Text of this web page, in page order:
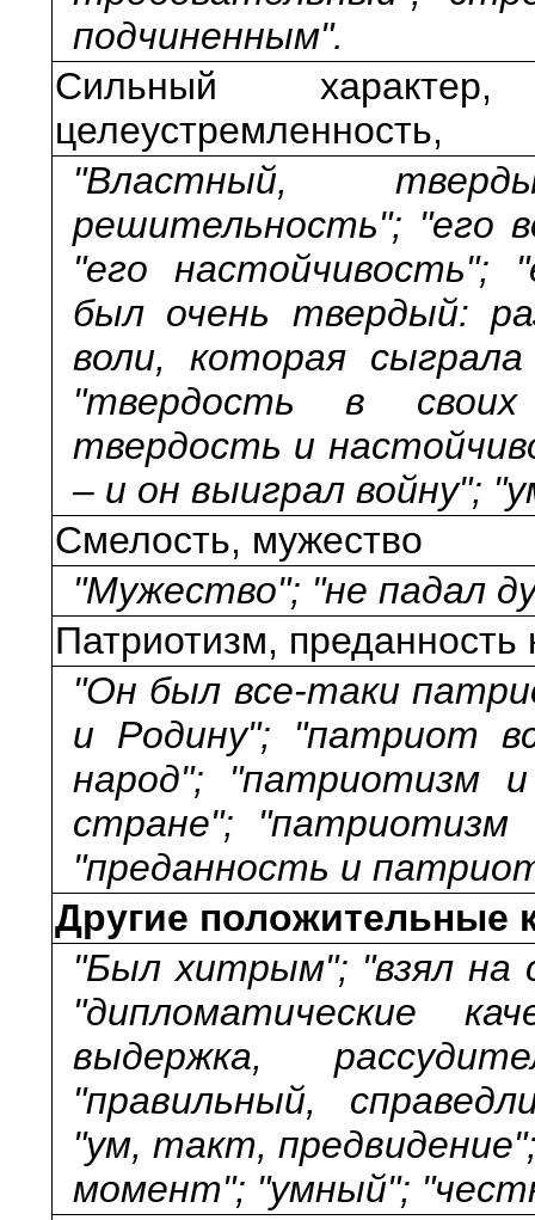
подчиненным".
Сильный
целеустремленность,
"Властный,
решительность"; "его
"его настойчивость";
был очень твердый:
воли, которая
"твердость в
твердость и
– и он выиграл войну";
Смелость, мужество
"Мужество"; "не падал
Патриотизм, преданность
"Он был все-таки
и Родину"; "патриот
народ"; "патриотизм
стране"; "патриотизм
"преданность и
Другие положительные
"Был хитрым"; "взял на
"дипломатические
выдержка,
"правильный,
"ум, такт,
момент"; "умный";